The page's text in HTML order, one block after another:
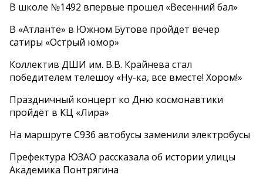
В школе №1492 впервые прошел «Весенний бал»
В «Атланте» в Южном Бутове пройдет вечер
сатиры «Острый юмор»
Коллектив ДШИ им. В.В. Крайнева стал
победителем телешоу «Ну-ка, все вместе! Хором!»
Праздничный концерт ко Дню космонавтики
пройдёт в КЦ «Лира»
На маршруте С936 автобусы заменили электробусы
Префектура ЮЗАО рассказала об истории улицы
Академика Понтрягина